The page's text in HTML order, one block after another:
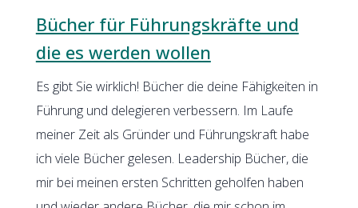
Bücher für Führungskräfte und
die es werden wollen
Es gibt Sie wirklich! Bücher die deine Fähigkeiten in
Führung und delegieren verbessern. Im Laufe
meiner Zeit als Gründer und Führungskraft habe
ich viele Bücher gelesen. Leadership Bücher, die
mir bei meinen ersten Schritten geholfen haben